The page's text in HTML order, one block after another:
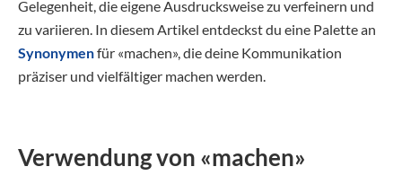
Gelegenheit, die eigene Ausdrucksweise zu verfeinern und
zu variieren. In diesem Artikel entdeckst du eine Palette an
Synonymenfür «machen», die deine Kommunikation
präziser und vielfältiger machen werden.
Verwendung von «machen»